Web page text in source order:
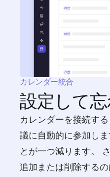
カレンダー統合
設定して
カレンダーを接続す
議に自動的に参加し
とが一つ減ります。
追加または削除する